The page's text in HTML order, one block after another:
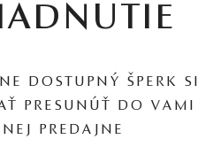
DOSTUPNÝ ŠPERK SI
PRESUNÚŤ DO VAMI
PREDAJNE